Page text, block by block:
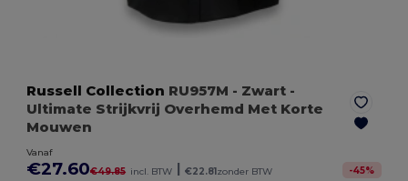
Russell Collection RU957M - Zwart -
Ultimate Strijkvrij Overhemd Met Korte
Mouwen
Vanaf
€27.60€49.85 incl. BTW | €22.81 zonder BTW -45%